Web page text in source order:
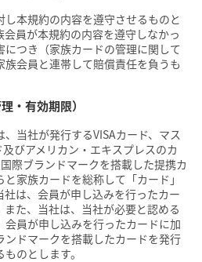
本規約の内容を遵守させるものと
会員が本規約の内容を遵守しなかっ
につき（家族カードの管理に関して
会員と連帯して賠償責任を負うも
・有効期限）
当社が発行するVISAカード、マス
びアメリカン・エキスプレスのカ
際ブランドマークを搭載した提携カ
家族カードを総称して「カード」
社は、会員が申し込みを行ったカー
また、当社は、当社が必要と認める
会員が申し込みを行ったカードに加
ンドマークを搭載したカードを発行
のとします。